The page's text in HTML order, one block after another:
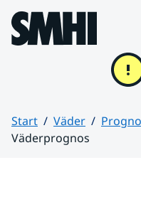
Hoppa till sidans innehåll
Start Väder
Väderprognos